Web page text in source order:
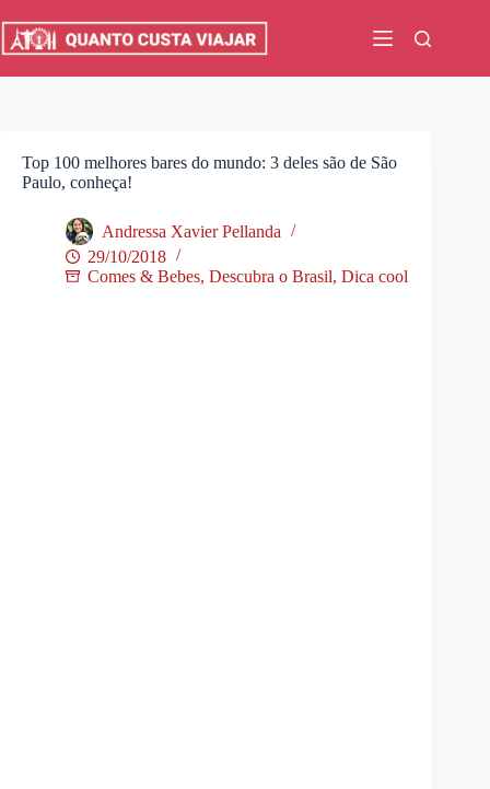
para
Top 100 melhores bares do mundo: 3 deles são de São
Paulo, conheça!
Andressa Xavier Pellanda
29/10/2018
Comes & Bebes, Descubra o Brasil, Dica cool